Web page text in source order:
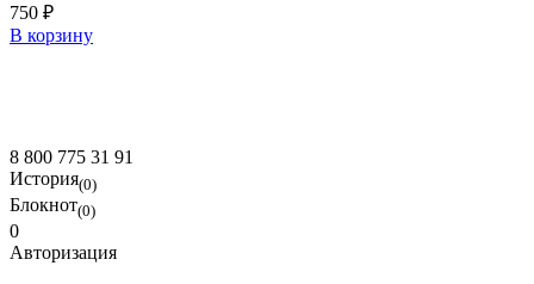
750 ₽
В корзину
8 800 775 31 91
История(0)
Блокнот(0)
0
Авторизация